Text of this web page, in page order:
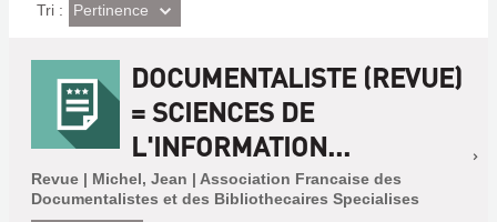
Tri : (Effet
imédiat)
Pertinence
DOCUMENTALISTE (REVUE)
= SCIENCES DE
L'INFORMATION...
Revue | Michel, Jean | Association Francaise des
Documentalistes et des Bibliothecaires Specialises